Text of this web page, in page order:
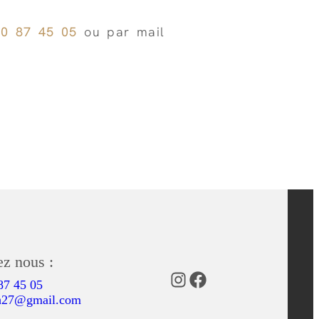
87 45 05 ou par mail
nous :
45 05